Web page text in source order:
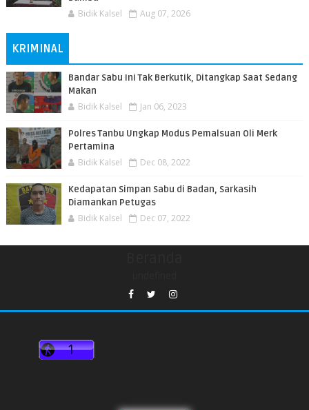
Bidik Kalsel Aug 07, 2026
KRIMINAL
Bandar Sabu Ini Tak Berkutik, Ditangkap Saat Sedang
Makan
Bidik Kalsel Jan 06, 2023
Polres Tanbu Ungkap Modus Pemalsuan Oli Merk
Pertamina
Bidik Kalsel Dec 08, 2022
Kedapatan Simpan Sabu di Badan, Sarkasih
Diamankan Petugas
Bidik Kalsel Dec 07, 2022